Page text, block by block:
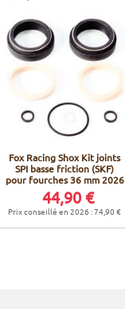
Fox Racing Shox Kit joints
SPI basse friction (SKF)
pour fourches 36 mm 2026
44,90 €
Prix conseillé en 2026 : 74,90 €